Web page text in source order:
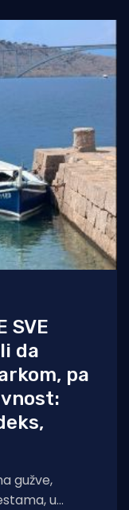
SVE
da
pa
gužve,
u